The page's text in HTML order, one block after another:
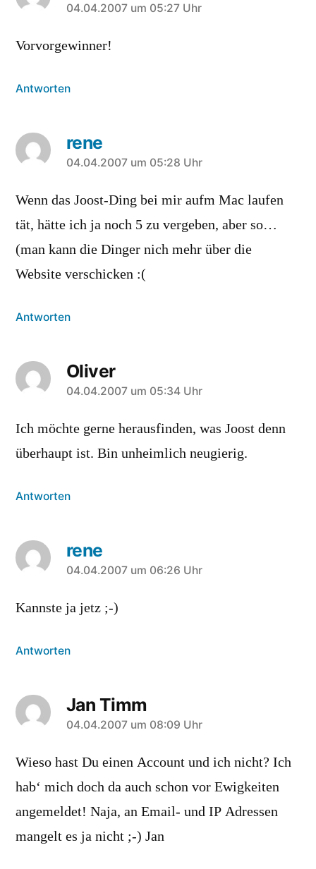
sagt:
04.04.2007 um 05:27 Uhr
Vorvorgewinner!
Antworten
rene
sagt:
04.04.2007 um 05:28 Uhr
Wenn das Joost-Ding bei mir aufm Mac laufen
tät, hätte ich ja noch 5 zu vergeben, aber so…
(man kann die Dinger nich mehr über die
Website verschicken :(
Antworten
Oliver
sagt:
04.04.2007 um 05:34 Uhr
Ich möchte gerne herausfinden, was Joost denn
überhaupt ist. Bin unheimlich neugierig.
Antworten
rene
sagt:
04.04.2007 um 06:26 Uhr
Kannste ja jetz ;-)
Antworten
Jan Timm
sagt:
04.04.2007 um 08:09 Uhr
Wieso hast Du einen Account und ich nicht? Ich
hab‘ mich doch da auch schon vor Ewigkeiten
angemeldet! Naja, an Email- und IP Adressen
mangelt es ja nicht ;-) Jan